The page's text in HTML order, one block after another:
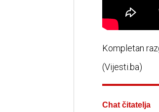
Kompletan
(Vijesti.ba)
Chat čitatelja